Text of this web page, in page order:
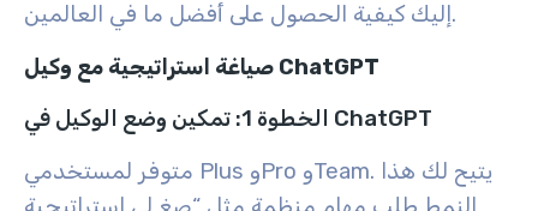
إليك كيفية الحصول على أفضل ما في العالمين.
صياغة استراتيجية مع وكيل ChatGPT
الخطوة 1: تمكين وضع الوكيل في ChatGPT
متوفر لمستخدمي Plus وPro وTeam. يتيح لك هذا